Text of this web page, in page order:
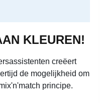
KLEUREN!
creëert
de mogelijkheid om
principe.